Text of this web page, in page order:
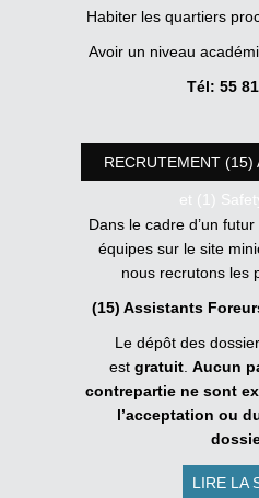
Habiter les quartiers
Avoir un niveau
Tél: 55
RECRUTEMENT
et (1)
Dans le cadre d’un
équipes sur le site
nous recrutons les
(15) Assistants
Le dépôt des
est gratuit Aucun
contrepartie ne sont
l’acceptation ou
LIRE LA